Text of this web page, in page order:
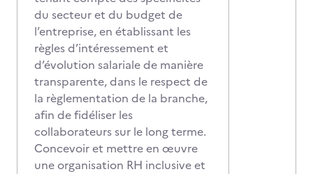
du secteur et du budget de
l’entreprise, en établissant les
règles d’intéressement et
d’évolution salariale de manière
transparente, dans le respect de
la règlementation de la branche,
afin de fidéliser les
collaborateurs sur le long terme.
Concevoir et mettre en œuvre
une organisation RH inclusive et